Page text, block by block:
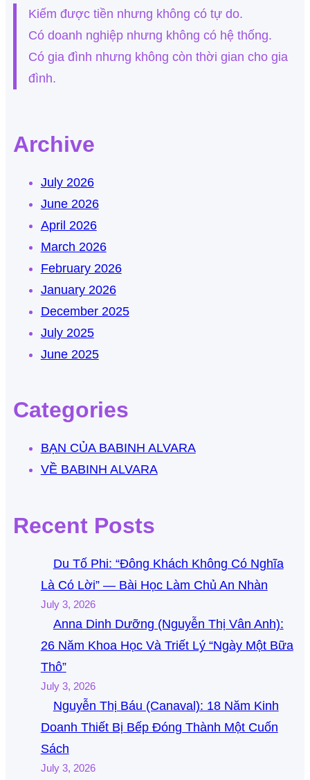
Kiếm được tiền nhưng không có tự do.
Có doanh nghiệp nhưng không có hệ thống.
Có gia đình nhưng không còn thời gian cho gia
đình.
Archive
July 2026
June 2026
April 2026
March 2026
February 2026
January 2026
December 2025
July 2025
June 2025
Categories
BẠN CỦA BABINH ALVARA
VỀ BABINH ALVARA
Recent Posts
Du Tố Phi: “Đông Khách Không Có Nghĩa
Là Có Lời” — Bài Học Làm Chủ An Nhàn
July 3, 2026
Anna Dinh Dưỡng (Nguyễn Thị Vân Anh):
26 Năm Khoa Học Và Triết Lý “Ngày Một Bữa
Thô”
July 3, 2026
Nguyễn Thị Báu (Canaval): 18 Năm Kinh
Doanh Thiết Bị Bếp Đóng Thành Một Cuốn
Sách
July 3, 2026